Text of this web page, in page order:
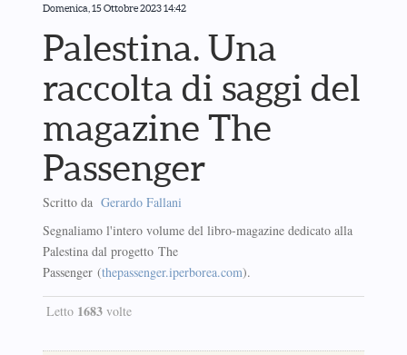
Domenica, 15 Ottobre 2023 14:42
Palestina. Una
raccolta di saggi del
magazine The
Passenger
Scritto da Gerardo Fallani
Segnaliamo l'intero volume del libro-magazine dedicato alla
Palestina dal progetto The
Passenger (thepassenger.iperborea.com).
Letto 1683volte